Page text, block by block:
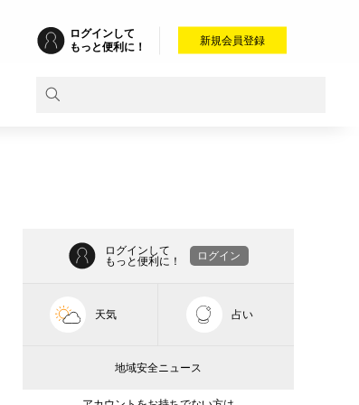
ログインして
もっと便利に！
新規会員登録
ログインして
もっと便利に！
ログイン
天気 占い
地域安全ニュース